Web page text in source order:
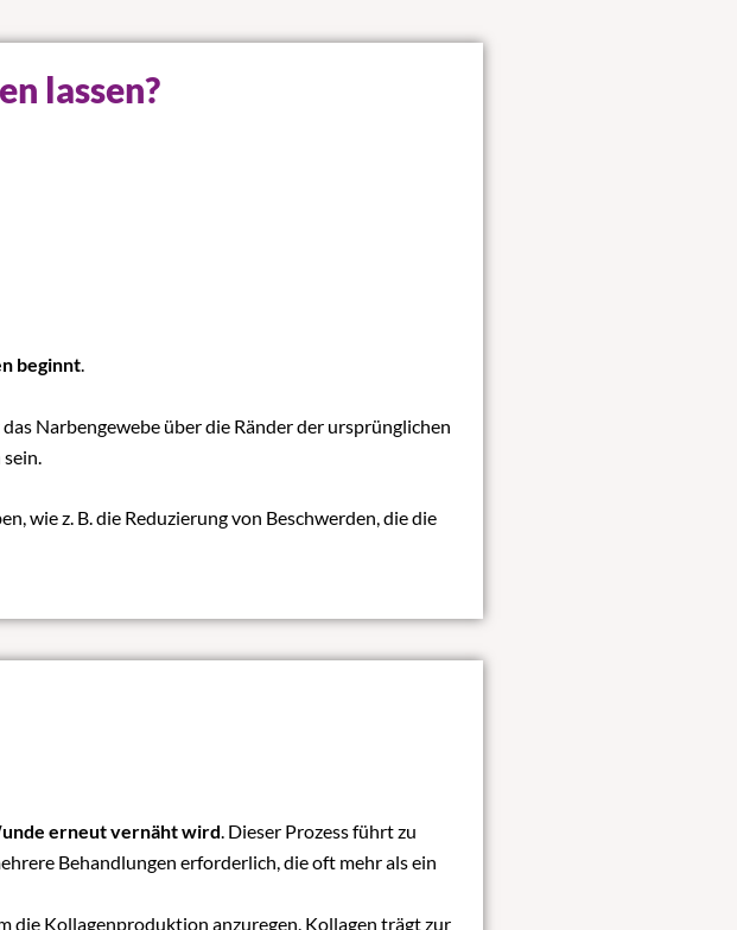
lassen?
beginnt.
Narbengewebe über die Ränder der ursprünglichen
wie z. B. die Reduzierung von Beschwerden, die die
erneut vernäht wird . Dieser Prozess führt zu
Behandlungen erforderlich, die oft mehr als ein
die Kollagenproduktion anzuregen. Kollagen trägt zur